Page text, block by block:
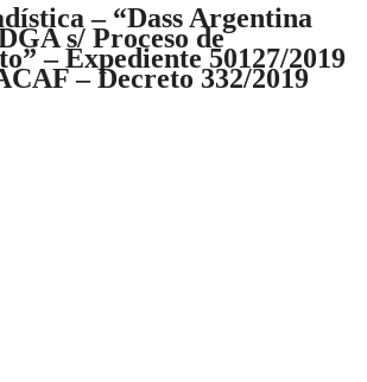
– “Dass Argentina
s/ Proceso de
– Expediente 50127/2019
– Decreto 332/2019